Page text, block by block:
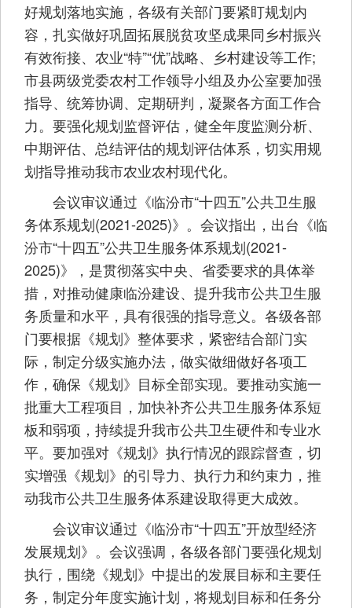
好规划落地实施，各级有关部门要紧盯规划内
容，扎实做好巩固拓展脱贫攻坚成果同乡村振兴
有效衔接、农业“特”“优”战略、乡村建设等工作;
市县两级党委农村工作领导小组及办公室要加强
指导、统筹协调、定期研判，凝聚各方面工作合
力。要强化规划监督评估，健全年度监测分析、
中期评估、总结评估的规划评估体系，切实用规
划指导推动我市农业农村现代化。
会议审议通过《临汾市“十四五”公共卫生服
务体系规划(2021-2025)》。会议指出，出台《临
汾市“十四五”公共卫生服务体系规划(2021-
2025)》，是贯彻落实中央、省委要求的具体举
措，对推动健康临汾建设、提升我市公共卫生服
务质量和水平，具有很强的指导意义。各级各部
门要根据《规划》整体要求，紧密结合部门实
际，制定分级实施办法，做实做细做好各项工
作，确保《规划》目标全部实现。要推动实施一
批重大工程项目，加快补齐公共卫生服务体系短
板和弱项，持续提升我市公共卫生硬件和专业水
平。要加强对《规划》执行情况的跟踪督查，切
实增强《规划》的引导力、执行力和约束力，推
动我市公共卫生服务体系建设取得更大成效。
会议审议通过《临汾市“十四五”开放型经济
发展规划》。会议强调，各级各部门要强化规划
执行，围绕《规划》中提出的发展目标和主要任
务，制定分年度实施计划，将规划目标和任务分